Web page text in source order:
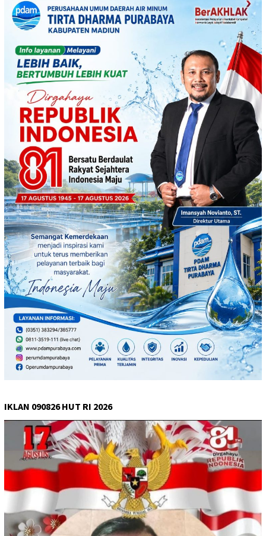
IKLAN 090826 HUT RI 2026